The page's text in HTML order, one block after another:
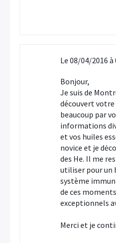
Le 08/04/2016 à
Bonjour,
Je suis de
découvert
beaucoup par
informations
et vos huiles
novice et je
des He. Il me
utiliser pour un
système
de ces
exceptionnels
Merci et je